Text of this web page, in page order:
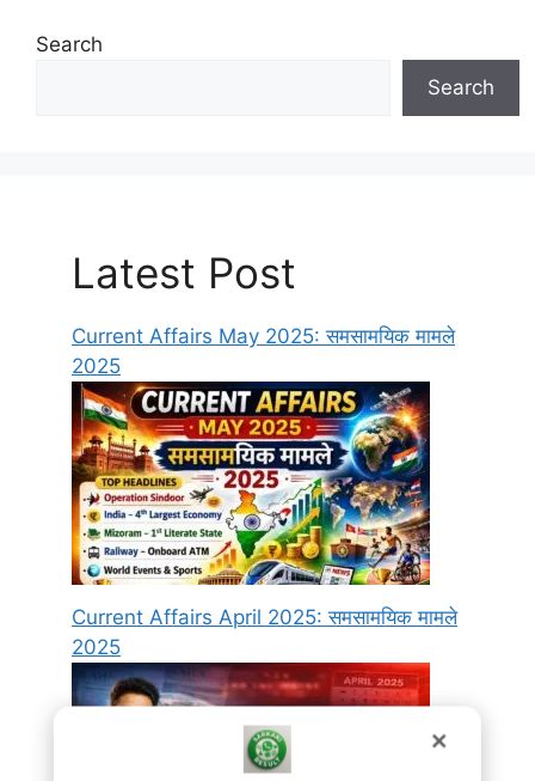
Search
Search
Latest Post
Current Affairs May 2025: समसामयिक मामले
2025
Current Affairs April 2025: समसामयिक मामले
2025
✕